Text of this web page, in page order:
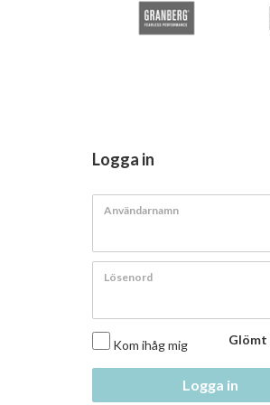
Logga in
Användarnamn
Lösenord
Kom ihåg mig Glömt
Logga in